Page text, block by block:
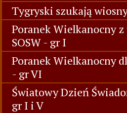
Tygryski szukają
Poranek Wielkanocny
SOSW - gr I
Poranek Wielkanocny
- gr VI
Światowy Dzień
gr I i V